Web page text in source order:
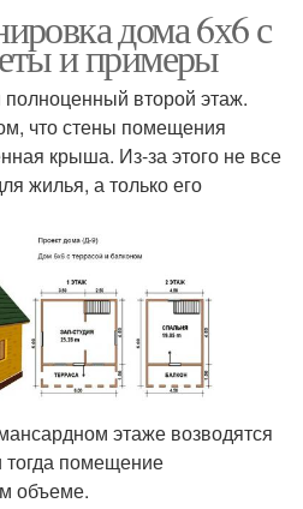
дома 6х6 с
и примеры
второй этаж.
что стены помещения
крыша. Из-за этого не все
жилья, а только его
этаже возводятся
помещение
объеме.